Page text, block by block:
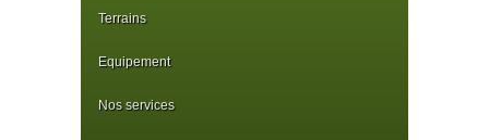
Terrains
Equipement
Nos services